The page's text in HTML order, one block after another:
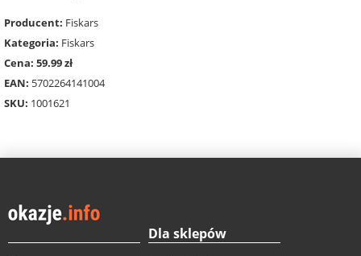
Producent: Fiskars
Kategoria: Fiskars
Cena: 59.99 zł
EAN: 5702264141004
SKU: 1001621
Dla sklepów